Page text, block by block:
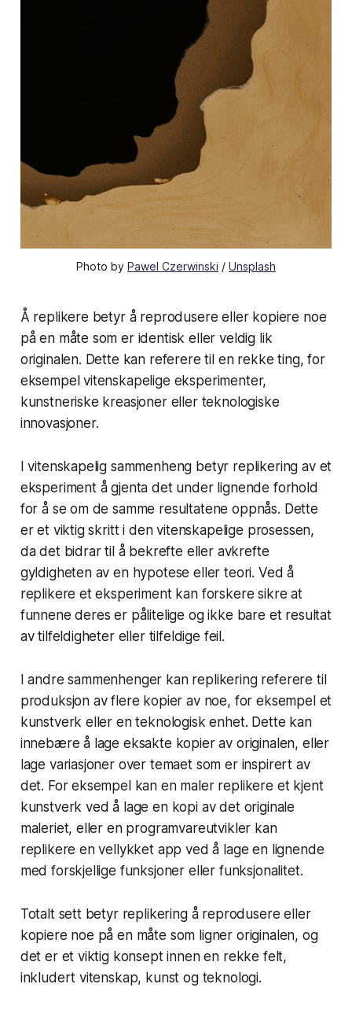
Photo by Pawel Czerwinski / Unsplash
Å replikere betyr å reprodusere eller kopiere noe
på en måte som er identisk eller veldig lik
originalen. Dette kan referere til en rekke ting, for
eksempel vitenskapelige eksperimenter,
kunstneriske kreasjoner eller teknologiske
innovasjoner.
I vitenskapelig sammenheng betyr replikering av et
eksperiment å gjenta det under lignende forhold
for å se om de samme resultatene oppnås. Dette
er et viktig skritt i den vitenskapelige prosessen,
da det bidrar til å bekrefte eller avkrefte
gyldigheten av en hypotese eller teori. Ved å
replikere et eksperiment kan forskere sikre at
funnene deres er pålitelige og ikke bare et resultat
av tilfeldigheter eller tilfeldige feil.
I andre sammenhenger kan replikering referere til
produksjon av flere kopier av noe, for eksempel et
kunstverk eller en teknologisk enhet. Dette kan
innebære å lage eksakte kopier av originalen, eller
lage variasjoner over temaet som er inspirert av
det. For eksempel kan en maler replikere et kjent
kunstverk ved å lage en kopi av det originale
maleriet, eller en programvareutvikler kan
replikere en vellykket app ved å lage en lignende
med forskjellige funksjoner eller funksjonalitet.
Totalt sett betyr replikering å reprodusere eller
kopiere noe på en måte som ligner originalen, og
det er et viktig konsept innen en rekke felt,
inkludert vitenskap, kunst og teknologi.